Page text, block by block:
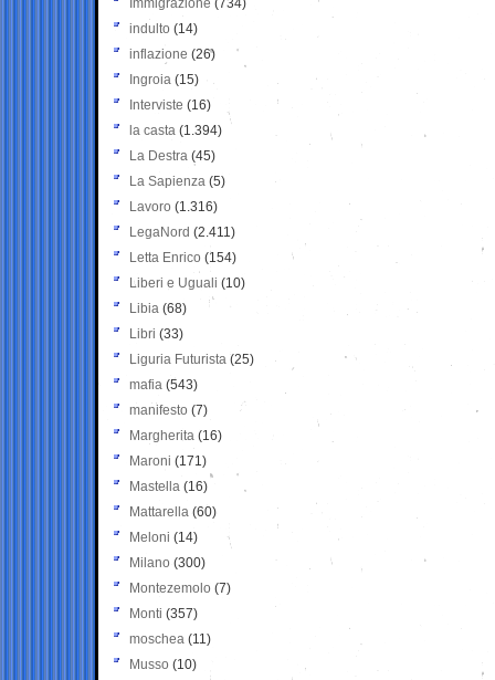
Immigrazione (734)
indulto (14)
inflazione (26)
Ingroia (15)
Interviste (16)
la casta (1.394)
La Destra (45)
La Sapienza (5)
Lavoro (1.316)
LegaNord (2.411)
Letta Enrico (154)
Liberi e Uguali (10)
Libia (68)
Libri (33)
Liguria Futurista (25)
mafia (543)
manifesto (7)
Margherita (16)
Maroni (171)
Mastella (16)
Mattarella (60)
Meloni (14)
Milano (300)
Montezemolo (7)
Monti (357)
moschea (11)
Musso (10)